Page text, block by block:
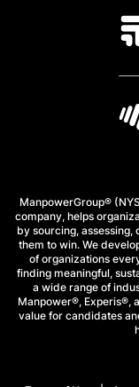
ManpowerGroup®
company, helps
by sourcing,
them to win. We
of organizations
finding meaningful,
a wide range of
Manpower®, Experis®,
value for candidates